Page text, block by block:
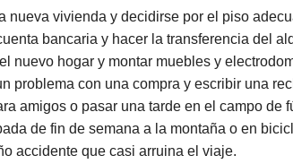
nueva vivienda y decidirse por el piso
bancaria y hacer la transferencia del
nuevo hogar y montar muebles y
problema con una compra y escribir una
amigos o pasar una tarde en el campo de
de fin de semana a la montaña o en
accidente que casi arruina el viaje.